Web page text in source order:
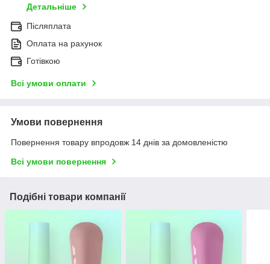
Детальніше
Післяплата
Оплата на рахунок
Готівкою
Всі умови оплати
Умови повернення
Повернення товару впродовж 14 днів за домовленістю
Всі умови повернення
Подібні товари компанії